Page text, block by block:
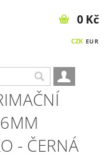
CZK EUR
0 Kč
- ČERNÁ